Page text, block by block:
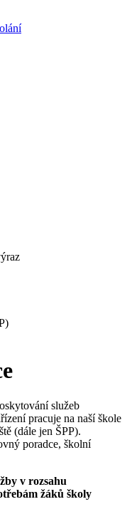
služeb
pracuje na naší škole
(dále jen ŠPP).
poradce, školní
v rozsahu
žáků školy